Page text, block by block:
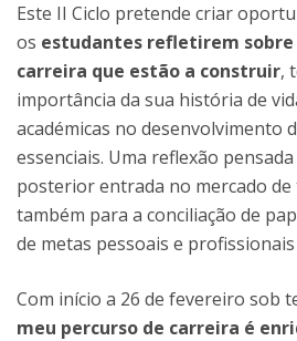
Este II Ciclo pretende criar
os estudantes refletirem sobre
carreira que estão a construir,
importância da sua história de
académicas no desenvolvimento
essenciais. Uma reflexão
posterior entrada no mercado
também para a conciliação de
de metas pessoais e
Com início a 26 de fevereiro sob
meu percurso de carreira é